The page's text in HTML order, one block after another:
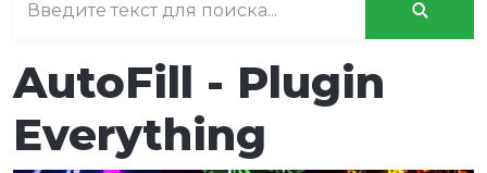
AutoFill - Plugin
Everything